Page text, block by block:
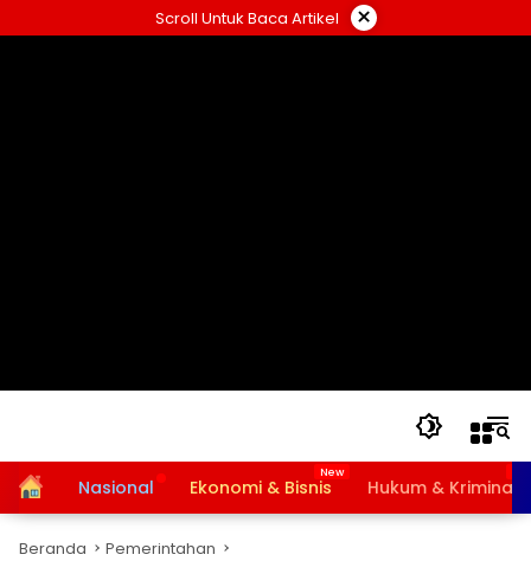
ke
Scroll Untuk Baca Artikel ×
HomeNasional Ekonomi & Bisnis Hukum & Kriminal
Beranda Pemerintahan